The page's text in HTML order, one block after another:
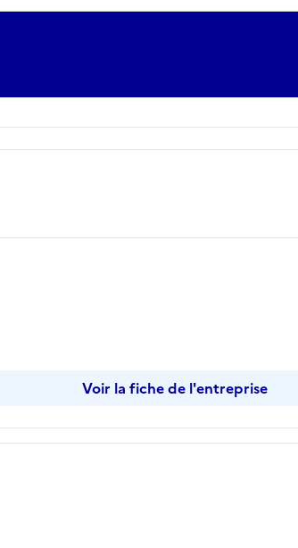
Voir la fiche de l'entreprise